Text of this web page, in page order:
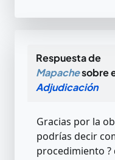
Respuesta de
Mapachesobre
Adjudicación
Gracias por la
podrías decir
procedimiento